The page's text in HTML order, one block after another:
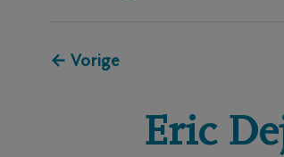
← Vorige
Eric